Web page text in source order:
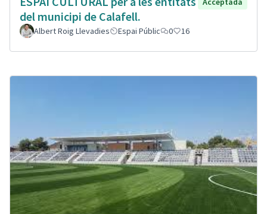
del municipi de Calafell.
Albert Roig Llevadies Espai Públic 0 16